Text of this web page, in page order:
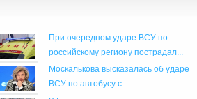
При очередном ударе ВСУ по
российскому региону пострадал...
Москалькова высказалась об ударе
ВСУ по автобусу с...